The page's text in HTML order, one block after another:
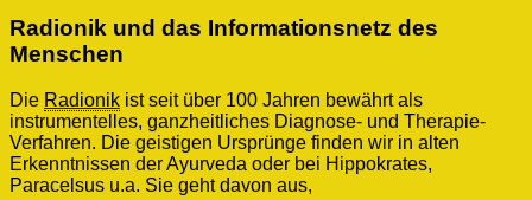
das
des
Menschen
Radionik und das Informationsnetz des
Menschen
Die Radionik ist seit über 100 Jahren bewährt als
instrumentelles, ganzheitliches Diagnose- und Therapie-
Verfahren. Die geistigen Ursprünge finden wir in alten
Erkenntnissen der Ayurveda oder bei Hippokrates,
Paracelsus u.a. Sie geht davon aus,